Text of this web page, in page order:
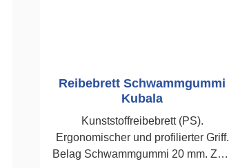
Reibebrett Schwammgummi
Kubala
Kunststoffreibebrett (PS).
Ergonomischer und profilierter Griff.
Belag Schwammgummi 20 mm. Zum